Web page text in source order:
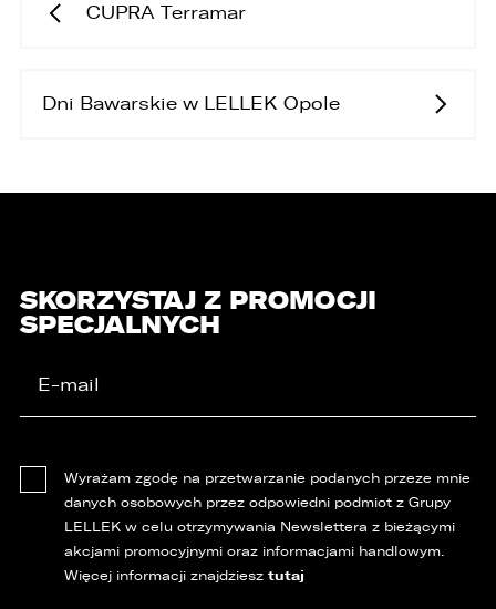
CUPRA Terramar
Dni Bawarskie w LELLEK Opole
SKORZYSTAJ Z PROMOCJI
SPECJALNYCH
Wyrażam zgodę na przetwarzanie podanych przeze mnie
danych osobowych przez odpowiedni podmiot z Grupy
LELLEK w celu otrzymywania Newslettera z bieżącymi
akcjami promocyjnymi oraz informacjami handlowym.
Więcej informacji znajdziesz tutaj